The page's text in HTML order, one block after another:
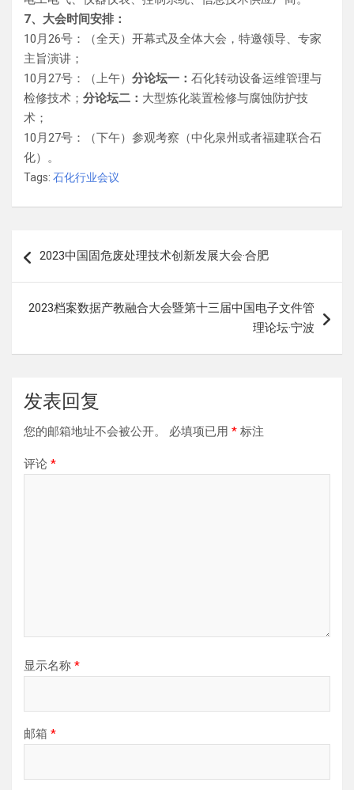
7、大会时间安排：
10月26号：（全天）开幕式及全体大会，特邀领导、专家
主旨演讲；
10月27号：（上午） 分论坛一： 石化转动设备运维管理与
检修技术； 分论坛二： 大型炼化装置检修与腐蚀防护技
术；
10月27号：（下午）参观考察（中化泉州或者福建联合石
化）。
Tags: 石化行业会议
章
航
2023中国固危废处理技术创新发展大会·合肥
2023档案数据产教融合大会暨第十三届中国电子文件管
理论坛·宁波
发表回复
您的邮箱地址不会被公开。 必填项已用 * 标注
评论 *
显示名称 *
邮箱 *